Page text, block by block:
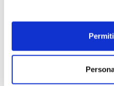
En la Jornada se
de evolución,
se llevan a cabo, se
de juego con el
de Liga EBA y se